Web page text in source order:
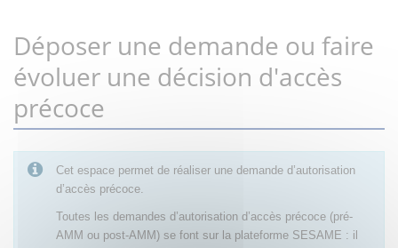
Déposer une demande ou faire
évoluer une décision d'accès
précoce
Cet espace permet de réaliser une demande d’autorisation
d’accès précoce.
Toutes les demandes d’autorisation d’accès précoce (pré-
AMM ou post-AMM) se font sur la plateforme SESAME : il